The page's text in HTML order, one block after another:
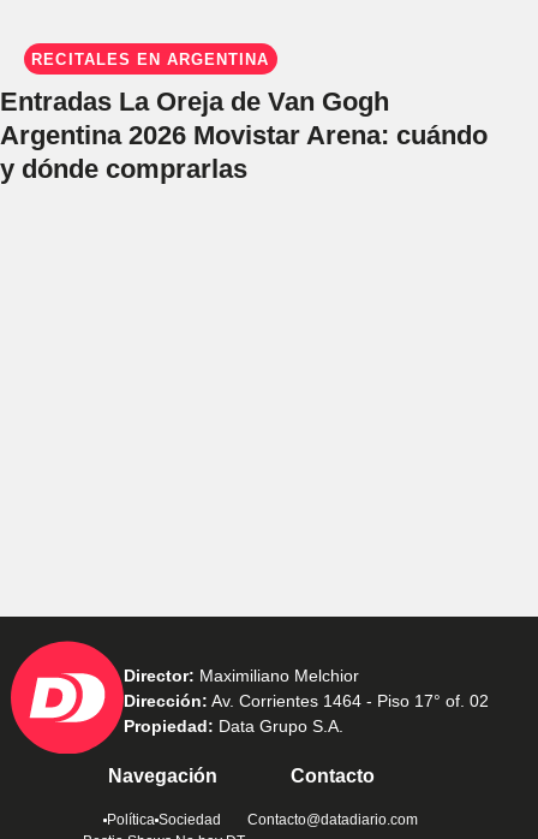
RECITALES EN ARGENTINA
Entradas La Oreja de Van Gogh
Argentina 2026 Movistar Arena: cuándo
y dónde comprarlas
Director: Maximiliano Melchior
Dirección: Av. Corrientes 1464 - Piso 17° of. 02
Propiedad: Data Grupo S.A.
Navegación
Política Sociedad
Contacto
Contacto@datadiario.com